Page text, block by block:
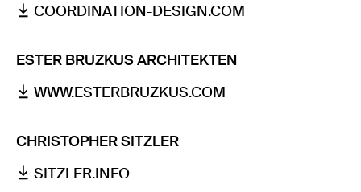
COORDINATION-DESIGN.COM
ESTER BRUZKUS ARCHITEKTEN
WWW.ESTERBRUZKUS.COM
CHRISTOPHER SITZLER
SITZLER.INFO